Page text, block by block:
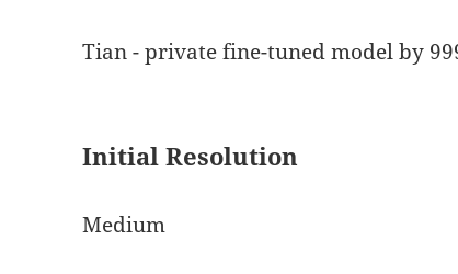
Tian - private fine-tuned model by
Initial Resolution
Medium